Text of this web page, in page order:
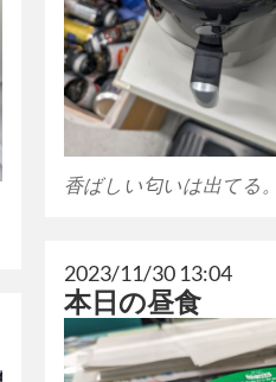
香ばしい匂いは出てる。
2023/11/30 13:04
本日の昼食